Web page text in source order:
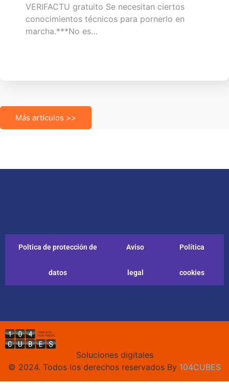
VERIFACTU gratuito Se necesitan ciertos
conocimientos técnicos para pornerlo en
marcha.***No es…
Más artículos >>
Poltica de protección de
datos
Aviso
legal
Política
cookies
Soluciones digitales
© 2024. Todos los derechos reservados By 104CUBES